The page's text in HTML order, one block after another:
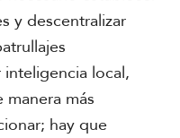
y descentralizar
local,
más
hay que